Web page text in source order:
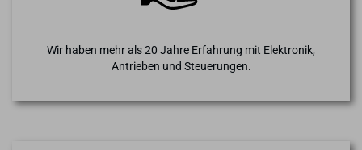
Wir haben mehr als 20 Jahre Erfahrung mit Elektronik,
Antrieben und Steuerungen.